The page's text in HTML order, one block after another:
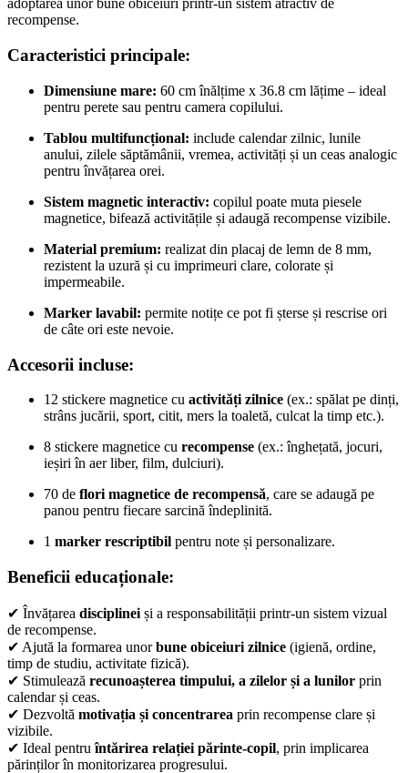
adoptarea unor bune obiceiuri printr-un sistem atractiv de
recompense.
Caracteristici principale:
Dimensiune mare: 60 cm înălțime x 36.8 cm lățime – ideal
pentru perete sau pentru camera copilului.
Tablou multifuncțional: include calendar zilnic, lunile
anului, zilele săptămânii, vremea, activități și un ceas analogic
pentru învățarea orei.
Sistem magnetic interactiv: copilul poate muta piesele
magnetice, bifează activitățile și adaugă recompense vizibile.
Material premium: realizat din placaj de lemn de 8 mm,
rezistent la uzură și cu imprimeuri clare, colorate și
impermeabile.
Marker lavabil: permite notițe ce pot fi șterse și rescrise ori
de câte ori este nevoie.
Accesorii incluse:
12 stickere magnetice cu activități zilnice (ex.: spălat pe dinți,
strâns jucării, sport, citit, mers la toaletă, culcat la timp etc.).
8 stickere magnetice cu recompense (ex.: înghețată, jocuri,
ieșiri în aer liber, film, dulciuri).
70 de flori magnetice de recompensă, care se adaugă pe
panou pentru fiecare sarcină îndeplinită.
1 marker rescriptibil pentru note și personalizare.
Beneficii educaționale:
✔ Învățarea disciplinei și a responsabilității printr-un sistem vizual
de recompense.
✔ Ajută la formarea unorbune obiceiuri zilnice (igienă, ordine,
timp de studiu, activitate fizică).
✔ Stimulează recunoașterea timpului, a zilelor și a lunilor prin
calendar și ceas.
✔ Dezvoltă motivația și concentrarea prin recompense clare și
vizibile.
✔ Ideal pentruîntărirea relației părinte-copil, prin implicarea
părinților în monitorizarea progresului.